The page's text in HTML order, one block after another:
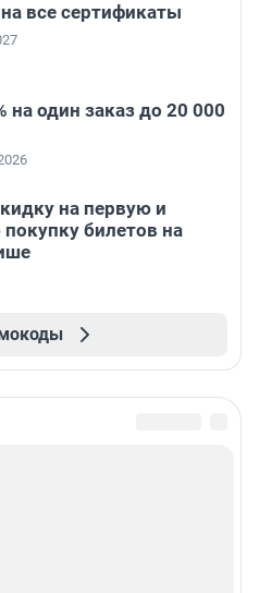
все сертификаты
на один заказ до 20 000
на первую и
билетов на